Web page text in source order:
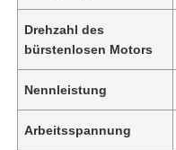
Drehzahl des
bürstenlosen Motors
Nennleistung
Arbeitsspannung